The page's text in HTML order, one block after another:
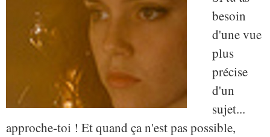
besoin
d'une vue
plus
précise
d'un
sujet...
approche-toi ! Et quand ça n'est pas possible,